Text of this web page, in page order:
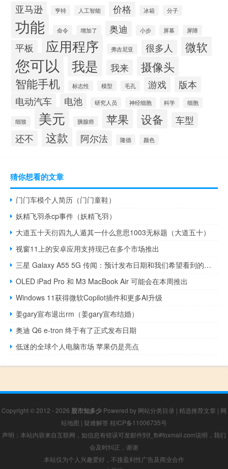
亚马逊 亨特 人工智能 价格 冰箱 分子
功能 命令 增加了 奥迪 小步 屏幕 屏障
平板 应用程序 弗吉尼亚 很多人 微软
您可以 我是 我来
摄像头
智能手机
标志性 模型 毛孔 游戏
版本
电动汽车
电池 研究人员 神经细胞 科学 细胞
细致 美元 胰腺癌 苹果 设备
车型
还不
这款 阿尔法 隆德 颜色
猜你想看的文章
门门车模个人简历（门门童鞋）
妖精飞羽杀cp事件（妖精飞羽）
大道五十天衍四九人遁其一什么意思1003无标题（大道五十）
视窗11上的安卓应用支持现已在多个市场推出
三星 Galaxy A55 5G 传闻：预计发布日期和我们希望看到的内容
OLED iPad Pro 和 M3 MacBook Air 可能会在本周推出
Windows 11获得微软Copilot插件和更多AI升级
姜gary宣布退出rm（姜gary宣布结婚）
奥迪 Q6 e-tron 终于有了正式发布日期
低迷的全球个人电脑市场 苹果仍是亮点
Copyright © 2012 - 2026 股市知多少 Powered by 网站分类目录 | 精选推荐文章 | 网
站地图 | 疑难解答 桂ICP备11006735号
声明：本站内容来自互联网，如信息有错误可发邮件到f_fb#foxmail.com说明，我们
会及时纠正，谢谢
本站仅为个人兴趣爱好，不接盈利性广告及商业合作